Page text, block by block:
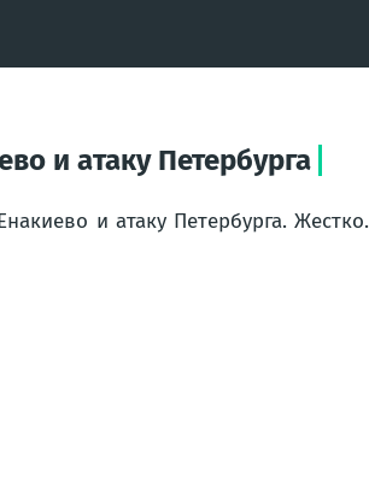
и атаку Петербурга
и атаку Петербурга.